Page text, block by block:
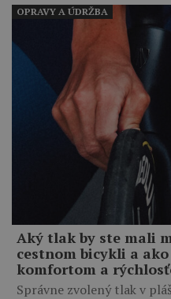
Aký tlak by ste mali
cestnom bicykli a
komfortom a
Správne zvolený tlak v
OPRAVY A ÚDRŽBA